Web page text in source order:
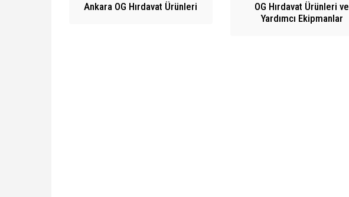
Ankara OG Hırdavat Ürünleri
OG Hırdavat Ürünleri ve
Yardımcı Ekipmanlar